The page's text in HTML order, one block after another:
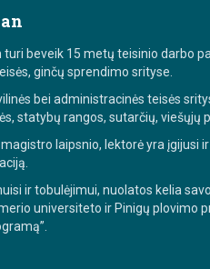
beveik 15 metų teisinio darbo
ginčų sprendimo srityse.
bei administracinės teisės
statybų rangos, sutarčių,
laipsnio, lektorė yra įgijusi
ir tobulėjimui, nuolatos kelia
universiteto ir Pinigų plovimo